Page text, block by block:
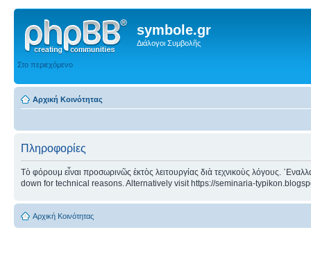
symbole.gr
Διάλογοι Συμβολῆς
Στο περιεχόμενο
Αρχική Κοινότητας
Πληροφορίες
Τὸ φόρουμ εἶναι προσωρινῶς ἐκτὸς λειτουργίας διὰ τεχνικοὺς λόγους.
down for technical reasons. Alternatively visit https://seminaria-
Αρχική Κοινότητας